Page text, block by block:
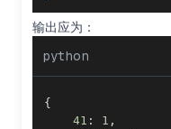
输出应为：
python
{
41 : 1 ,